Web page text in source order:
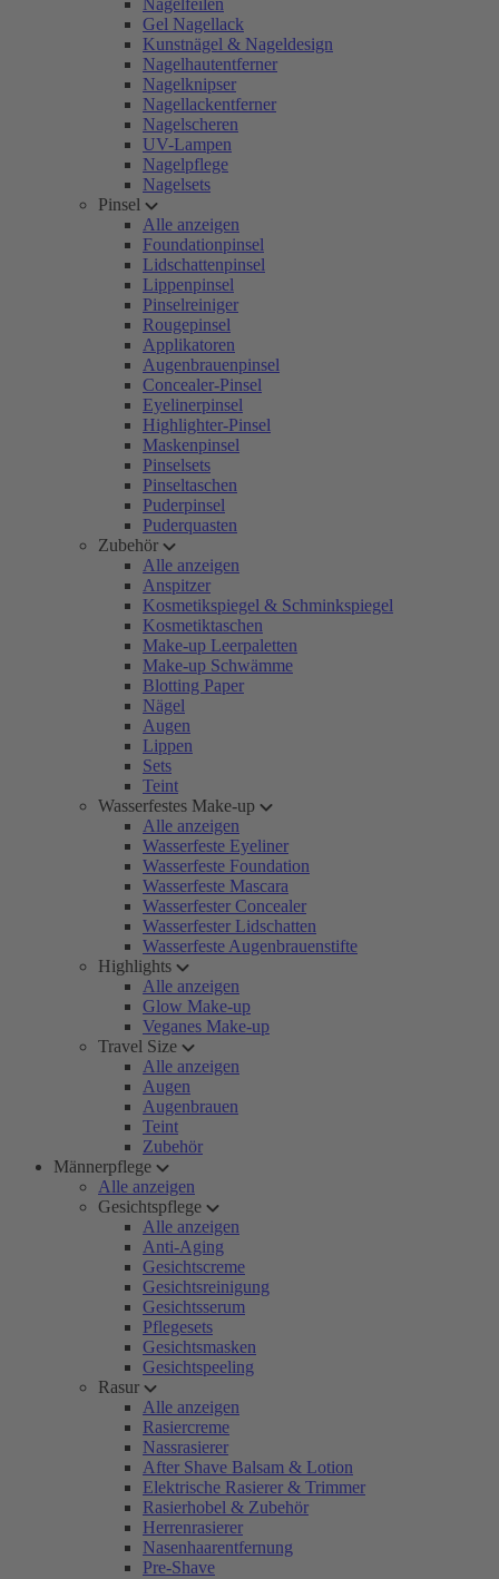
Nagelfeilen
Gel Nagellack
Kunstnägel & Nageldesign
Nagelhautentferner
Nagelknipser
Nagellackentferner
Nagelscheren
UV-Lampen
Nagelpflege
Nagelsets
Pinsel
Alle anzeigen
Foundationpinsel
Lidschattenpinsel
Lippenpinsel
Pinselreiniger
Rougepinsel
Applikatoren
Augenbrauenpinsel
Concealer-Pinsel
Eyelinerpinsel
Highlighter-Pinsel
Maskenpinsel
Pinselsets
Pinseltaschen
Puderpinsel
Puderquasten
Zubehör
Alle anzeigen
Anspitzer
Kosmetikspiegel & Schminkspiegel
Kosmetiktaschen
Make-up Leerpaletten
Make-up Schwämme
Blotting Paper
Nägel
Augen
Lippen
Sets
Teint
Wasserfestes Make-up
Alle anzeigen
Wasserfeste Eyeliner
Wasserfeste Foundation
Wasserfeste Mascara
Wasserfester Concealer
Wasserfester Lidschatten
Wasserfeste Augenbrauenstifte
Highlights
Alle anzeigen
Glow Make-up
Veganes Make-up
Travel Size
Alle anzeigen
Augen
Augenbrauen
Teint
Zubehör
Männerpflege
Alle anzeigen
Gesichtspflege
Alle anzeigen
Anti-Aging
Gesichtscreme
Gesichtsreinigung
Gesichtsserum
Pflegesets
Gesichtsmasken
Gesichtspeeling
Rasur
Alle anzeigen
Rasiercreme
Nassrasierer
After Shave Balsam & Lotion
Elektrische Rasierer & Trimmer
Rasierhobel & Zubehör
Herrenrasierer
Nasenhaarentfernung
Pre-Shave